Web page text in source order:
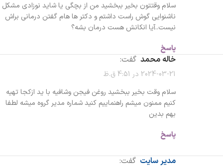
سلام وقتتون بخیر ببخشید من از بچگی یا شاید نوزادی مشکل
ناشنوایی گوش راست داشتم و دکتر ها هام گفتن درمانی براش
نیست..آیا انکانش هست درمان بشه؟
پاسخ
خاله محمد گفت:
2024-03-21 در 4:51 ق.ظ
سلام وقت بخیر ببخشید روغن فیجن وشافیه با ید ازکجا تهیه
کنیم ممنون میشم راهنماییم کنید شماره مدیر گروه میشه لطفا
بهم بدین
پاسخ
مدیر سایت گفت: